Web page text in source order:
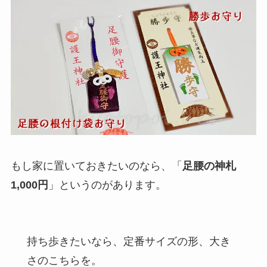
もし家に置いておきたいのなら、「 足腰の神札
1,000円 」というのがあります。
持ち歩きたいなら、定番サイズの形、大き
さのこちらを。